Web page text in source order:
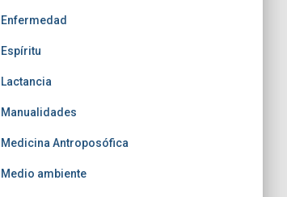
Enfermedad
Espíritu
Lactancia
Manualidades
Medicina Antroposófica
Medio ambiente